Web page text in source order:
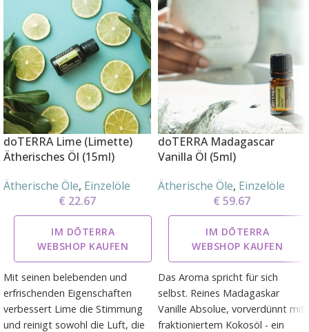
doTERRA Lime (Limette)
Ätherisches Öl (15ml)
Ätherische Öle, Einzelöle
€ 22.67
IM DŌTERRA
WEBSHOP KAUFEN
Mit seinen belebenden und
erfrischenden Eigenschaften
verbessert Lime die Stimmung
und reinigt sowohl die Luft, die
doTERRA Madagascar
Vanilla Öl (5ml)
Ätherische Öle, Einzelöle
€ 59.67
IM DŌTERRA
WEBSHOP KAUFEN
Das Aroma spricht für sich
selbst. Reines Madagaskar
Vanille Absolue, vorverdünnt mit
fraktioniertem Kokosöl - ein